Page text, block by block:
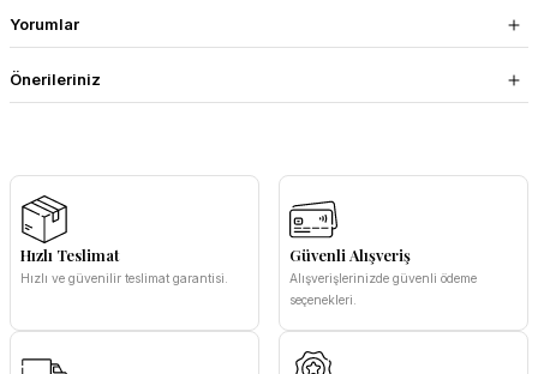
Yorumlar
Önerileriniz
Hızlı Teslimat
Hızlı ve güvenilir teslimat garantisi.
Güvenli Alışveriş
Alışverişlerinizde güvenli ödeme
seçenekleri.